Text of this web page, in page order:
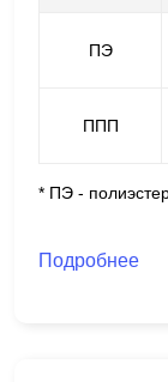
ПЭ
ППП
* ПЭ -
Подробнее